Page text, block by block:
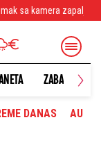
hotela:
ZABAVA
DANAS